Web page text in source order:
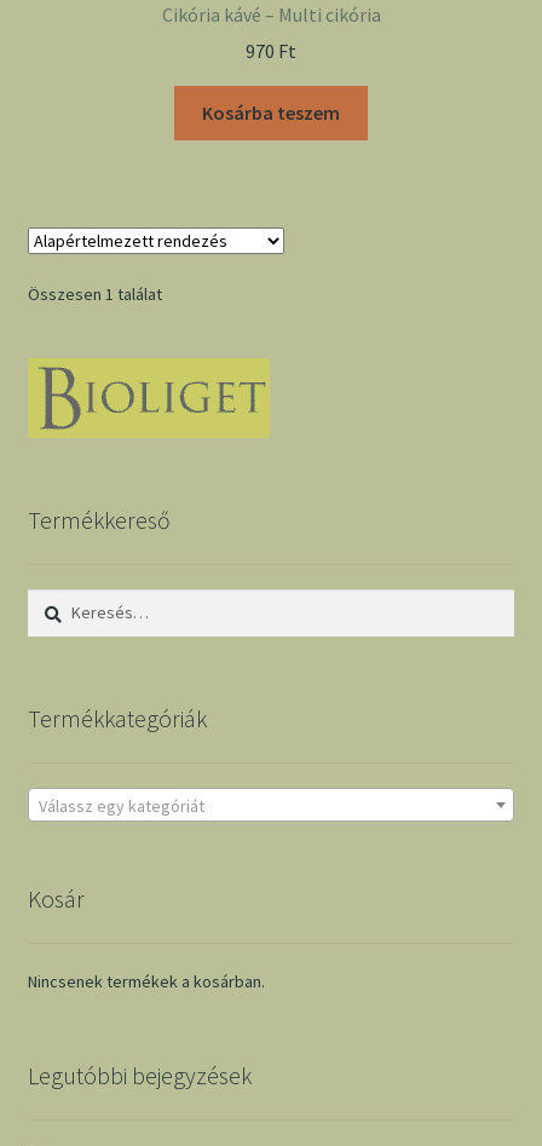
Cikória kávé – Multi cikória
970 Ft
Kosárba teszem
Összesen 1 találat
Termékkereső
Keresés:
Termékkategóriák
Válassz egy kategóriát
Kosár
Nincsenek termékek a kosárban.
Legutóbbi bejegyzések